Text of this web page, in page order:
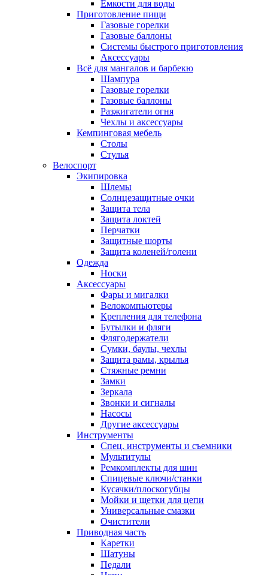
Ёмкости для воды
Приготовление пищи
Газовые горелки
Газовые баллоны
Системы быстрого приготовления
Аксессуары
Всё для мангалов и барбекю
Шампура
Газовые горелки
Газовые баллоны
Разжигатели огня
Чехлы и аксессуары
Кемпинговая мебель
Столы
Стулья
Велоспорт
Экипировка
Шлемы
Солнцезащитные очки
Защита тела
Защита локтей
Перчатки
Защитные шорты
Защита коленей/голени
Одежда
Носки
Аксессуары
Фары и мигалки
Велокомпьютеры
Крепления для телефона
Бутылки и фляги
Флягодержатели
Сумки, баулы, чехлы
Защита рамы, крылья
Стяжные ремни
Замки
Зеркала
Звонки и сигналы
Насосы
Другие аксессуары
Инструменты
Спец. инструменты и съемники
Мультитулы
Ремкомплекты для шин
Спицевые ключи/станки
Кусачки/плоскогубцы
Мойки и щетки для цепи
Универсальные смазки
Очистители
Приводная часть
Каретки
Шатуны
Педали